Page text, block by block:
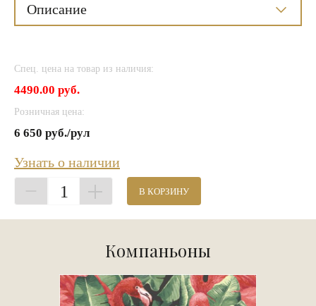
Описание
Спец. цена на товар из наличия:
4490.00 руб.
Розничная цена:
6 650 руб./рул
Узнать о наличии
1 В КОРЗИНУ
Компаньоны